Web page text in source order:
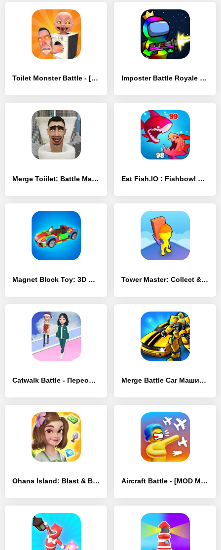
Toilet Monster Battle - [MOD Много денег] Imposter Battle Royale - [MOD Бесконечные монеты]
Merge Toiilet: Battle Master - [MOD Бесконечные монеты] Eat Fish.IO : Fishbowl Battle - [MOD Много монет]
Magnet Block Toy: 3D Build - [MOD Бесконечные монеты] Tower Master: Collect & Build - [MOD Бесконечные деньги]
Catwalk Battle - Переодевайся! - [MOD Много монет] Merge Battle Car Машины роботы - [MOD Много денег]
Ohana Island: Blast & Build - [MOD Бесконечные деньги] Aircraft Battle - [MOD Много денег]